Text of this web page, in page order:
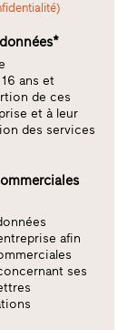
ans et
de ces
et à leur
des services
afin
ses